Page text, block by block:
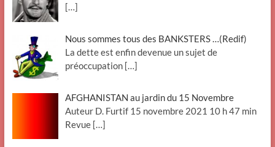
[…]
Nous sommes tous des BANKSTERS …(Redif)
La dette est enfin devenue un sujet de
préoccupation […]
AFGHANISTAN au jardin du 15 Novembre
Auteur D. Furtif 15 novembre 2021 10 h 47 min
Revue […]